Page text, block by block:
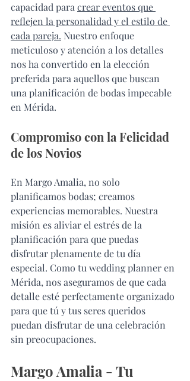
capacidad para crear eventos que
reflejen la personalidad y el estilo de
cada pareja. Nuestro enfoque
meticuloso y atención a los detalles
nos ha convertido en la elección
preferida para aquellos que buscan
una planificación de bodas impecable
en Mérida.
Compromiso con la Felicidad
de los Novios
En Margo Amalia, no solo
planificamos bodas; creamos
experiencias memorables. Nuestra
misión es aliviar el estrés de la
planificación para que puedas
disfrutar plenamente de tu día
especial. Como tu wedding planner en
Mérida, nos aseguramos de que cada
detalle esté perfectamente organizado
para que tú y tus seres queridos
puedan disfrutar de una celebración
sin preocupaciones.
Margo Amalia - Tu